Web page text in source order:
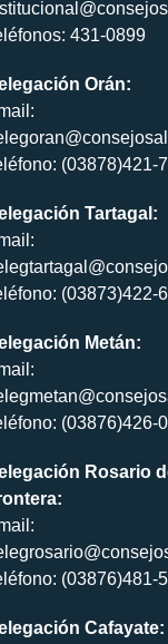
431-0899
Orán:
(03878)421-
Tartagal:
(03873)422-
Metán:
(03876)426-
Rosario
(03876)481-
Cafayate: